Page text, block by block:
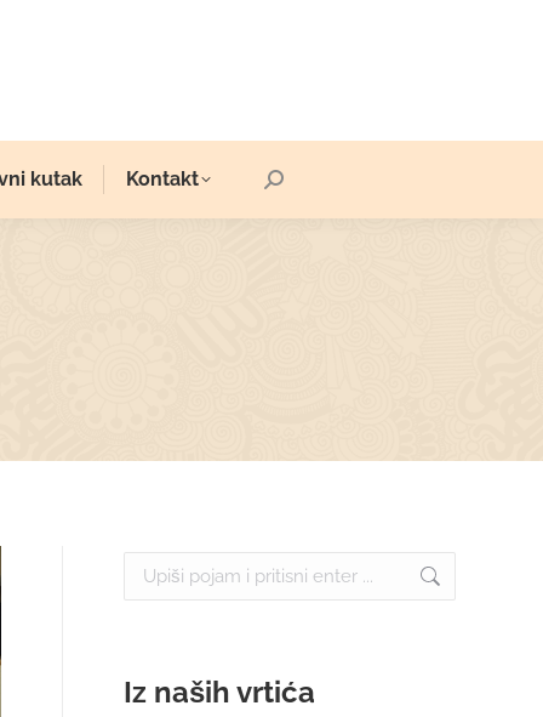
kutak Kontakt Search:
Search:
Iz naših vrtića